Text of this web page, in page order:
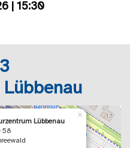
| 15:30
Lübbenau
58
×